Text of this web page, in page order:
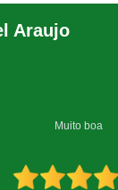
Araujo
Muito boa